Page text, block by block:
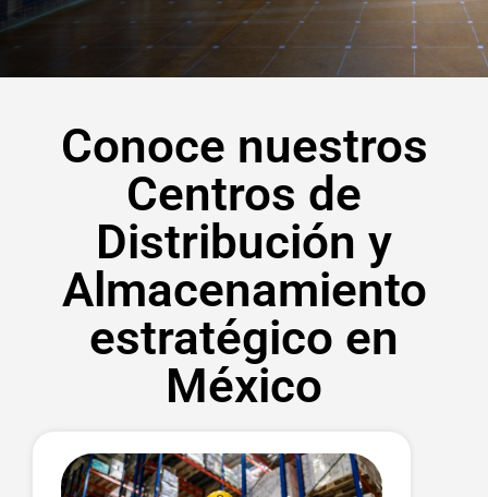
Conoce nuestros
Centros de
Distribución y
Almacenamiento
estratégico en
México